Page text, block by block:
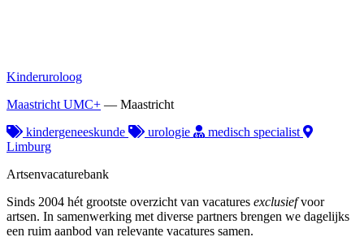
Kinderuroloog
Maastricht UMC+ — Maastricht
kindergeneeskunde
urologie
medisch specialist
Limburg
Artsenvacaturebank
Sinds 2004 hét grootste overzicht van vacatures exclusiefvoor
artsen. In samenwerking met diverse partners brengen we dagelijks
een ruim aanbod van relevante vacatures samen.